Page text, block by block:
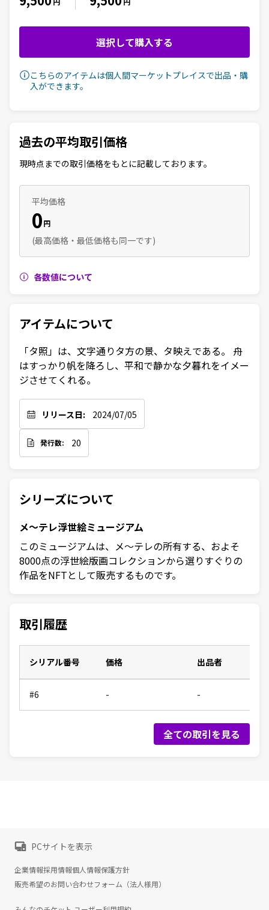
選択して購入する
こちらのアイテムは個人間マーケットプレイスで出品・購
入ができます。
過去の平均取引価格
現時点までの取引価格をもとに記載しております。
平均価格
0円
(最高価格・最低価格も同一です)
各数値について
アイテムについて
「タ照」は、文字通りタ方の景、タ映えである。 舟
はすっかり帆を降ろし、平和で静かな夕暮れをイメー
ジさせてくれる。
リリース日: 2024/07/05
発行数: 20
シリーズについて
メ～テレ浮世絵ミュージアム
このミュージアムは、メ～テレの所有する、およそ
8000点の浮世絵版画コレクションから選りすぐりの
作品をNFTとして販売するものです。
取引履歴
シリアル番号 価格 出品者
#6 - -
全ての取引を見る
PCサイトを表示
企業情報採用情報個人情報保護方針
販売希望のお問い合わせフォーム（法人様用）